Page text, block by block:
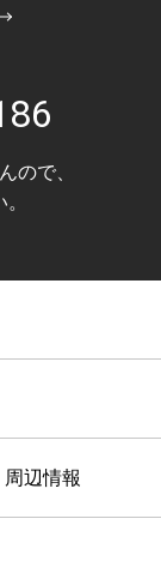
ので、
辺情報